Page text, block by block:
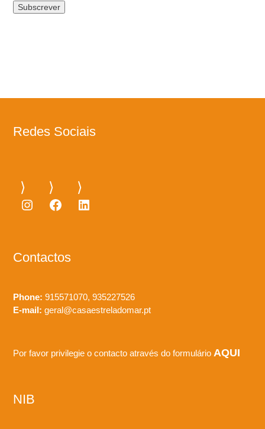
Redes Sociais
Instagram
Facebook
LinkedIn
Contactos
Phone: 915571070, 935227526
E-mail: geral@casaestreladomar.pt
Por favor privilegie o contacto através do formulário AQUI
NIB